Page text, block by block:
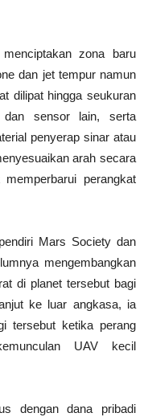
zona baru
dan jet tempur namun
dilipat hingga seukuran
dan sensor lain, serta
penyerap sinar atau
arah secara
perangkat
Mars Society dan
mengembangkan
di planet tersebut bagi
ke luar angkasa, ia
tersebut ketika perang
UAV kecil
dengan dana pribadi